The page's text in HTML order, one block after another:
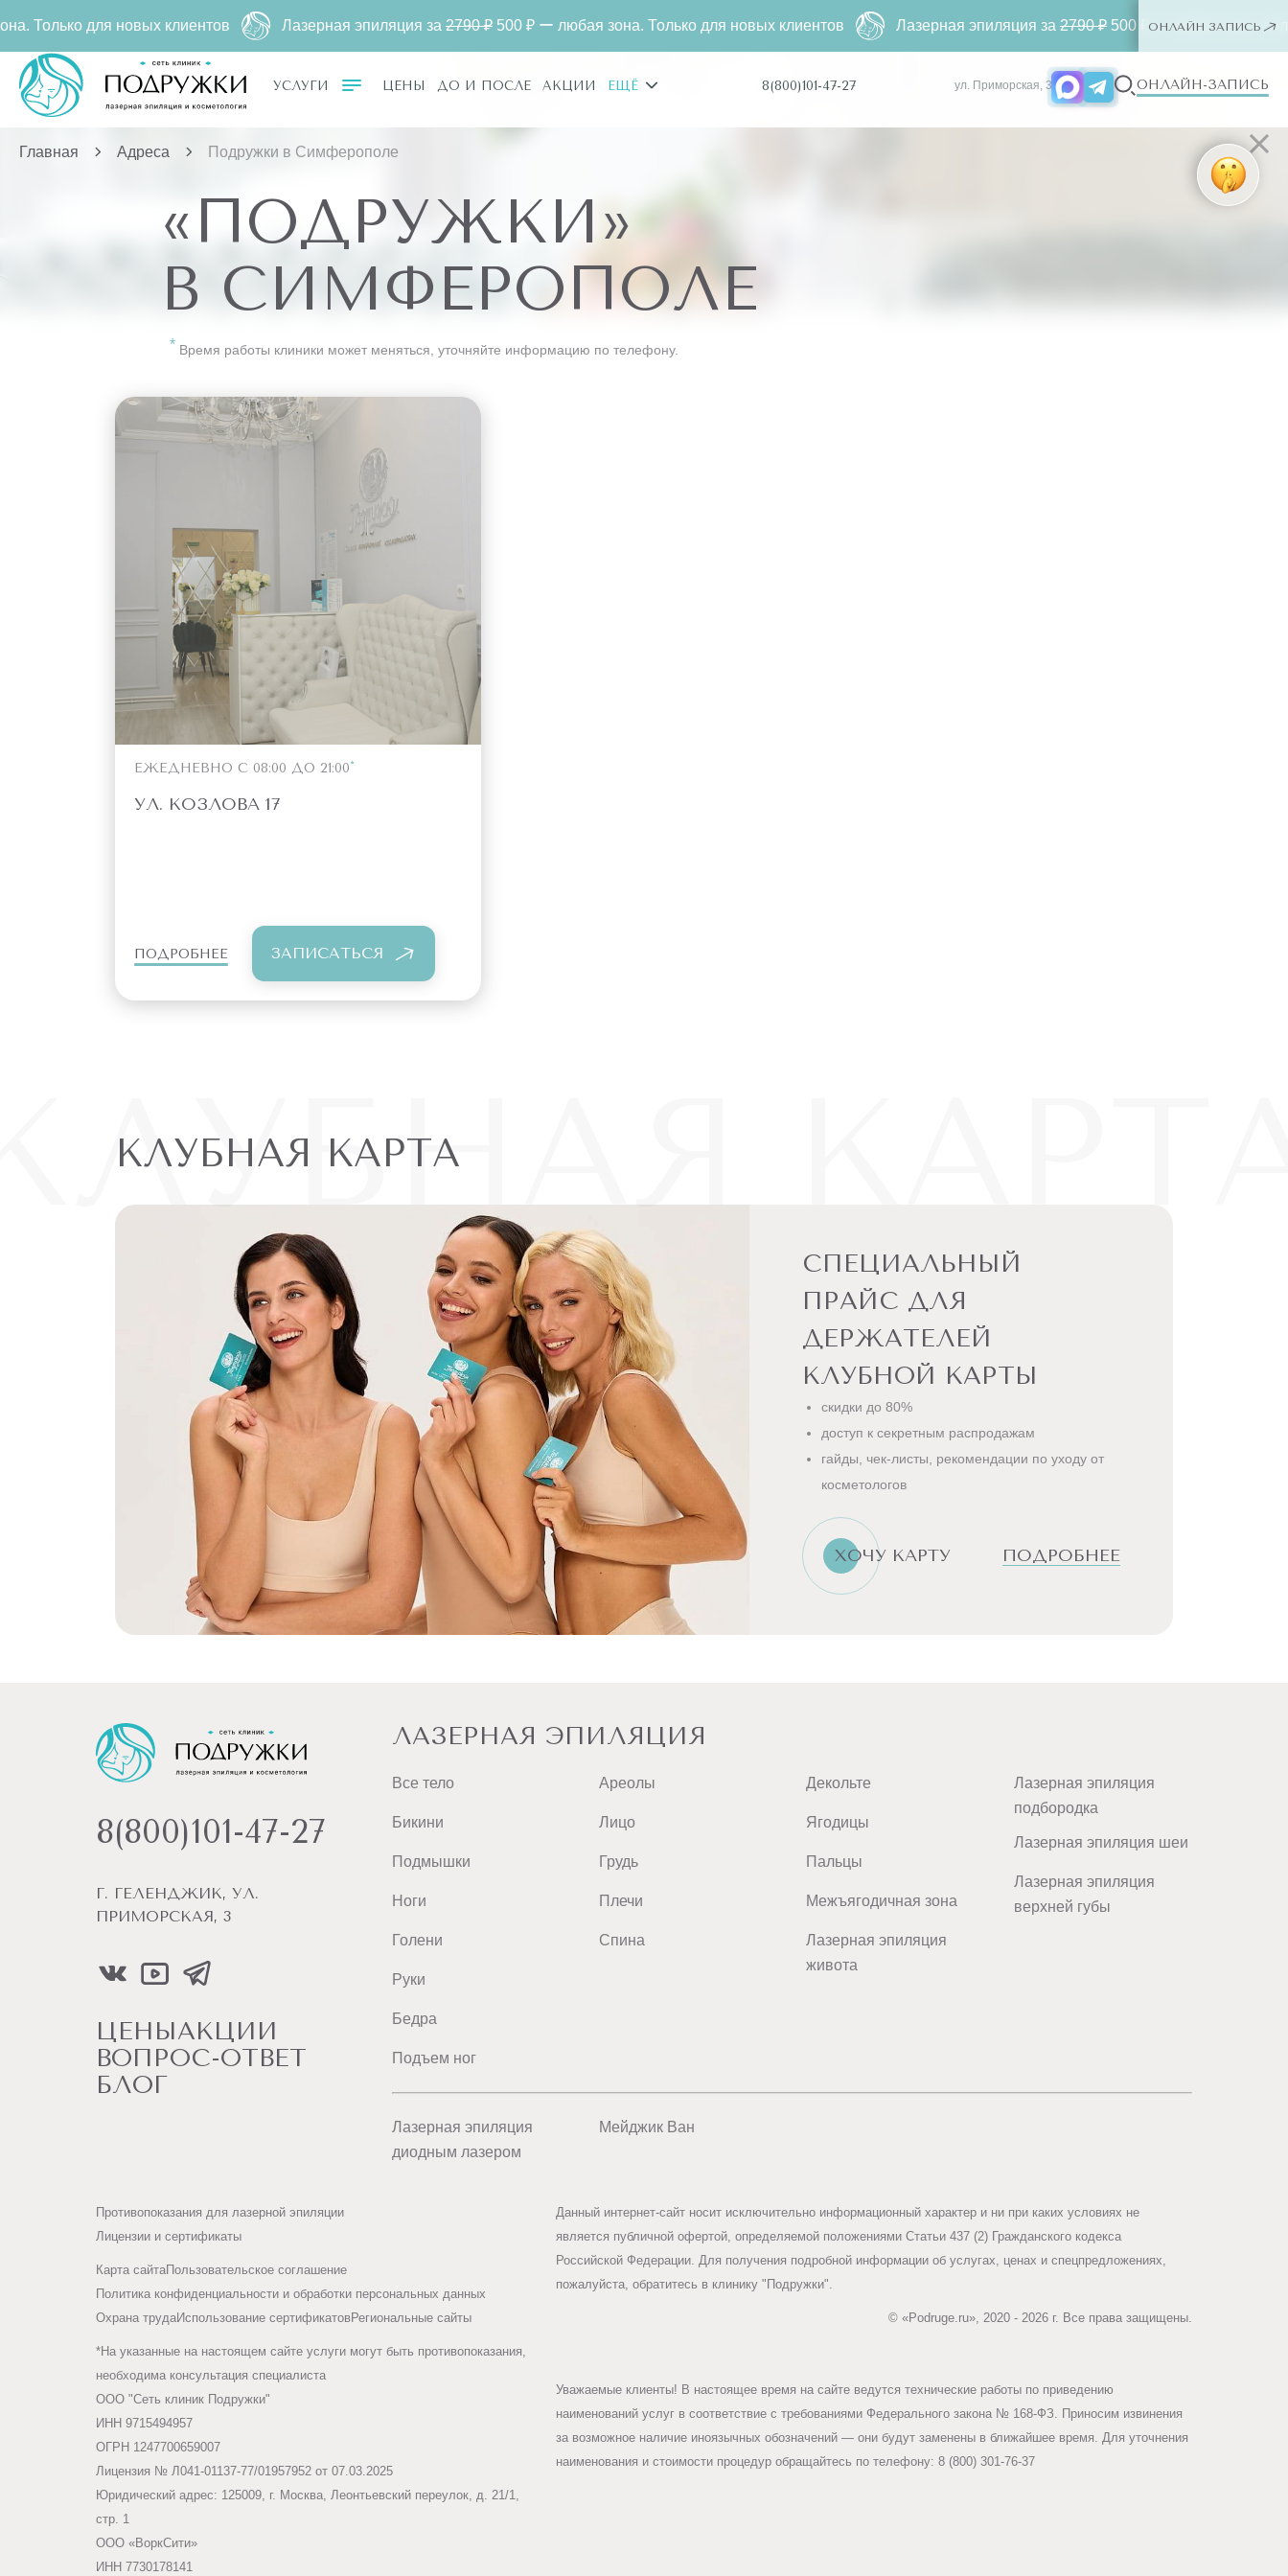
УСЛУГИ ЦЕНЫ ДО И ПОСЛЕ АКЦИИ ЕЩЁ 8(800)101-47-27 ул. Приморская, 3 ОНЛАЙН-ЗАПИСЬ
Главная Адреса Подружки в Симферополе
«ПОДРУЖКИ»
В СИМФЕРОПОЛЕ
Время работы клиники может меняться, уточняйте информацию по телефону.
ЕЖЕДНЕВНО С 08:00 ДО 21:00
УЛ. КОЗЛОВА 17
ПОДРОБНЕЕ ЗАПИСАТЬСЯ
КЛУБНАЯ КАРТА
СПЕЦИАЛЬНЫЙ
ПРАЙС ДЛЯ
ДЕРЖАТЕЛЕЙ
КЛУБНОЙ КАРТЫ
скидки до 80%
доступ к секретным распродажам
гайды, чек-листы, рекомендации по уходу от
косметологов
ХОЧУ КАРТУ ПОДРОБНЕЕ
8(800)101-47-27
Г. ГЕЛЕНДЖИК, УЛ.
ПРИМОРСКАЯ, 3
ЦЕНЫАКЦИИ
ВОПРОС-ОТВЕТ
БЛОГ
ЛАЗЕРНАЯ ЭПИЛЯЦИЯ
Все тело
Бикини
Подмышки
Ноги
Голени
Руки
Бедра
Подъем ног
Ареолы
Лицо
Грудь
Плечи
Спина
Декольте
Ягодицы
Пальцы
Межъягодичная зона
Лазерная эпиляция
живота
Лазерная эпиляция
подбородка
Лазерная эпиляция шеи
Лазерная эпиляция
верхней губы
Лазерная эпиляция
диодным лазером
Мейджик Ван
Противопоказания для лазерной эпиляции
Лицензии и сертификаты
Карта сайтаПользовательское соглашение
Политика конфиденциальности и обработки персональных данных
Охрана трудаИспользование сертификатовРегиональные сайты
*На указанные на настоящем сайте услуги могут быть противопоказания,
необходима консультация специалиста
ООО "Сеть клиник Подружки"
ИНН 9715494957
ОГРН 1247700659007
Лицензия № Л041-01137-77/01957952 от 07.03.2025
Юридический адрес: 125009, г. Москва, Леонтьевский переулок, д. 21/1,
стр. 1
ООО «ВоркСити»
ИНН 7730178141
Данный интернет-сайт носит исключительно информационный характер и ни при каких условиях не
является публичной офертой, определяемой положениями Статьи 437 (2) Гражданского кодекса
Российской Федерации. Для получения подробной информации об услугах, ценах и спецпредложениях,
пожалуйста, обратитесь в клинику "Подружки".
© «Podruge.ru», 2020 - 2026 г. Все права защищены.
Уважаемые клиенты! В настоящее время на сайте ведутся технические работы по приведению
наименований услуг в соответствие с требованиями Федерального закона № 168-ФЗ. Приносим извинения
за возможное наличие иноязычных обозначений — они будут заменены в ближайшее время. Для уточнения
наименования и стоимости процедур обращайтесь по телефону: 8 (800) 301-76-37
для новых клиентов Лазерная эпиляция за2790 ₽500 ₽ ー любая зона. Только для новых клиентов Лазерная эпиляция за2790 ₽500 ₽ ー любая зона. Только для
ОНЛАЙН ЗАПИСЬ